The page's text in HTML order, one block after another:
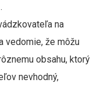
na
vedomie, že môžu
obsahu, ktorý
nevhodný,